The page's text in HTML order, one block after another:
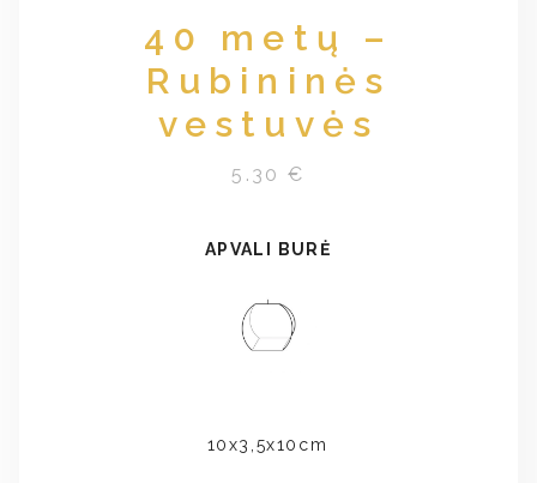
40 metų –
Rubininės
vestuvės
5.30 €
APVALI BURĖ
10x3,5x10cm